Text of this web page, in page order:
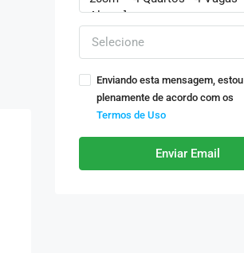
Selecione
Enviando esta mensagem, estou
plenamente de acordo com os
Termos de Uso
Enviar Email